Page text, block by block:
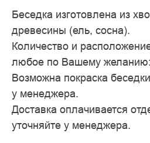
Беседка изготовлена из
древесины (ель, сосна).
Количество и
любое по Вашему
Возможна покраска
у менеджера.
Доставка оплачивается
уточняйте у менеджера.